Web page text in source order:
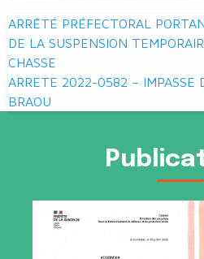
Navigation
de
l’article
ARRÊTÉ PRÉFECTORAL
DE LA SUSPENSION
CHASSE
ARRETE 2022-0582 – IMPASSE
BRAOU